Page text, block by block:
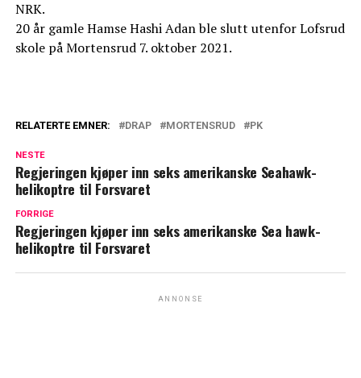
NRK.
20 år gamle Hamse Hashi Adan ble slutt utenfor Lofsrud
skole på Mortensrud 7. oktober 2021.
RELATERTE EMNER: DRAP MORTENSRUD PK
NESTE
Regjeringen kjøper inn seks amerikanske Seahawk-
helikoptre til Forsvaret
FORRIGE
Regjeringen kjøper inn seks amerikanske Sea hawk-
helikoptre til Forsvaret
ANNONSE